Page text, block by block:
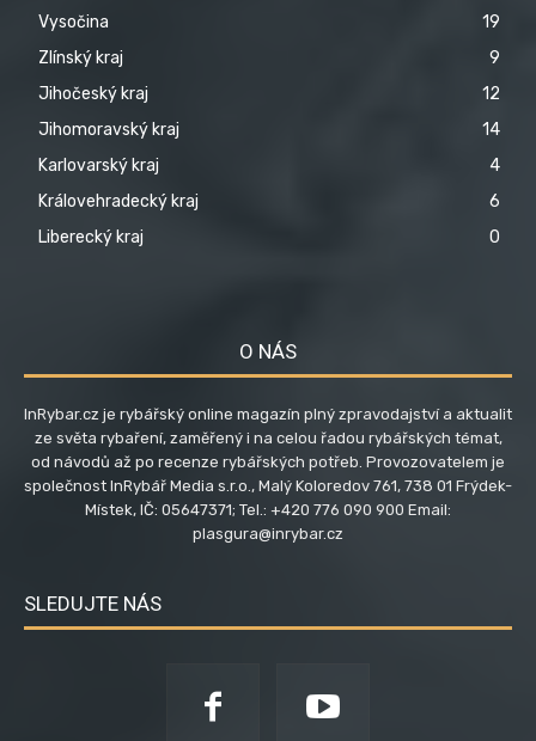
Vysočina
19
Zlínský kraj
9
Jihočeský kraj
12
Jihomoravský kraj
14
Karlovarský kraj
4
Královehradecký kraj
6
Liberecký kraj
0
O NÁS
InRybar.cz je rybářský online magazín plný zpravodajství a aktualit
ze světa rybaření, zaměřený i na celou řadou rybářských témat,
od návodů až po recenze rybářských potřeb. Provozovatelem je
společnost InRybář Media s.r.o., Malý Koloredov 761, 738 01 Frýdek-
Místek, IČ: 05647371; Tel.: +420 776 090 900 Email:
plasgura@inrybar.cz
SLEDUJTE NÁS